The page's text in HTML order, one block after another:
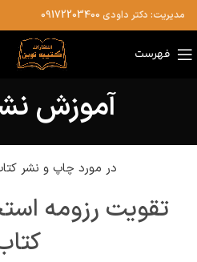
مدیریت: دکتر داودی 09172203400
فهرست
آموزش
در مورد چاپ و نشر
تقویت رزومه